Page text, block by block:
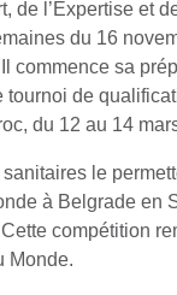
de l’Expertise et
du 16
commence sa
tournoi de
du 12 au 14
le
à Belgrade en
compétition
Monde.